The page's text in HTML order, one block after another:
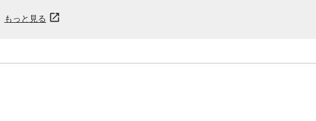
もっと見る